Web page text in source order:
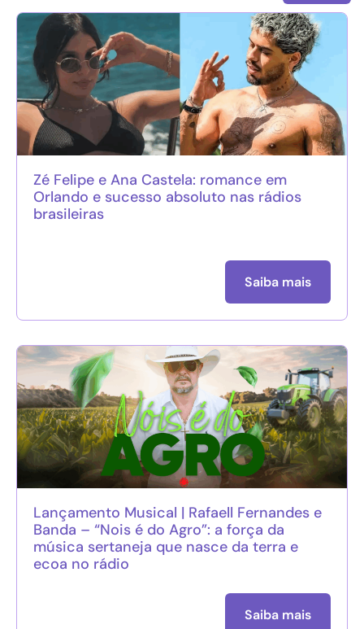
Zé Felipe e Ana Castela: romance em
Orlando e sucesso absoluto nas rádios
brasileiras
Saiba mais
Lançamento Musical | Rafaell Fernandes e
Banda – “Nois é do Agro”: a força da
música sertaneja que nasce da terra e
ecoa no rádio
Saiba mais